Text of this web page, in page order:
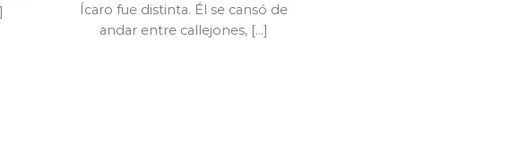
Ícaro fue distinta. Él se cansó de
andar entre callejones, [...]